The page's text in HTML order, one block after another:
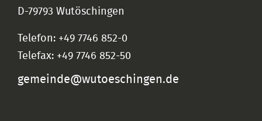
D-79793 Wutöschingen
Telefon: +49 7746 852-0
Telefax: +49 7746 852-50
gemeinde@wutoeschingen.de